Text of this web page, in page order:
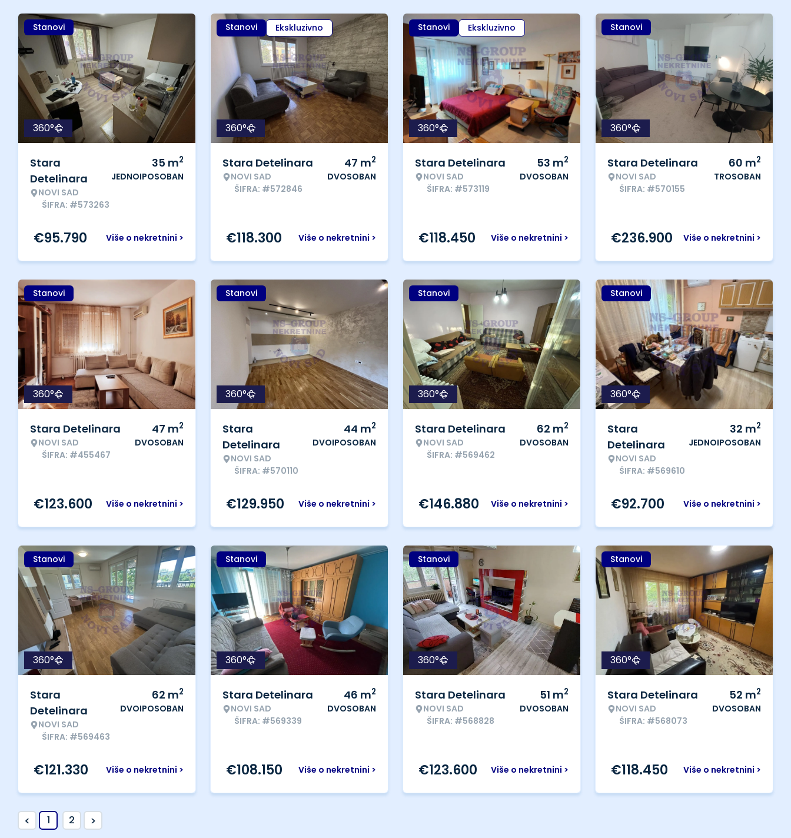
Stanovi
360°
Stara
Detelinara
NOVI SAD
ŠIFRA: #573263
35 m2
JEDNOIPOSOBAN
Više o nekretnini >
€95.790
Stanovi Ekskluzivno
360°
Stara Detelinara
NOVI SAD
ŠIFRA: #572846
47 m2
DVOSOBAN
Više o nekretnini >
€118.300
Stanovi Ekskluzivno
360°
Stara Detelinara
NOVI SAD
ŠIFRA: #573119
53 m2
DVOSOBAN
Više o nekretnini >
€118.450
Stanovi
360°
Stara Detelinara
NOVI SAD
ŠIFRA: #570155
60 m2
TROSOBAN
Više o nekretnini >
€236.900
Stanovi
360°
Stara Detelinara
NOVI SAD
ŠIFRA: #455467
47 m2
DVOSOBAN
Više o nekretnini >
€123.600
Stanovi
360°
Stara
Detelinara
NOVI SAD
ŠIFRA: #570110
44 m2
DVOIPOSOBAN
Više o nekretnini >
€129.950
Stanovi
360°
Stara Detelinara
NOVI SAD
ŠIFRA: #569462
62 m2
DVOSOBAN
Više o nekretnini >
€146.880
Stanovi
360°
Stara
Detelinara
NOVI SAD
ŠIFRA: #569610
32 m2
JEDNOIPOSOBAN
Više o nekretnini >
€92.700
Stanovi
360°
Stara
Detelinara
NOVI SAD
ŠIFRA: #569463
62 m2
DVOIPOSOBAN
Više o nekretnini >
€121.330
Stanovi
360°
Stara Detelinara
NOVI SAD
ŠIFRA: #569339
46 m2
DVOSOBAN
Više o nekretnini >
€108.150
Stanovi
360°
Stara Detelinara
NOVI SAD
ŠIFRA: #568828
51 m2
DVOSOBAN
Više o nekretnini >
€123.600
Stanovi
360°
Stara Detelinara
NOVI SAD
ŠIFRA: #568073
52 m2
DVOSOBAN
Više o nekretnini >
€118.450
< 1 2 >